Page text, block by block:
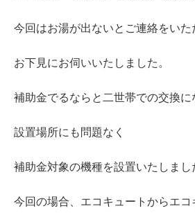
今回はお湯が出ないとご連絡をいた
お下見にお伺いいたしました。
補助金でるならと二世帯での交換に
設置場所にも問題なく
補助金対象の機種を設置いたしまし
今回の場合、エコキュートからエ